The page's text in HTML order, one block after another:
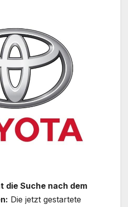
die Suche nach dem
Die jetzt gestartete